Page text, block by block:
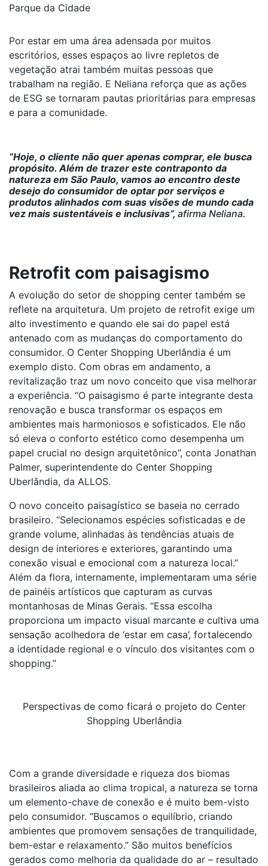
Parque da Cidade
Por estar em uma área adensada por muitos
escritórios, esses espaços ao livre repletos de
vegetação atrai também muitas pessoas que
trabalham na região. E Neliana reforça que as ações
de ESG se tornaram pautas prioritárias para empresas
e para a comunidade.
“Hoje, o cliente não quer apenas comprar, ele busca
propósito. Além de trazer este contraponto da
natureza em São Paulo, vamos ao encontro deste
desejo do consumidor de optar por serviços e
produtos alinhados com suas visões de mundo cada
vez mais sustentáveis e inclusivas”, afirma Neliana.
Retrofit com paisagismo
A evolução do setor de shopping center também se
reflete na arquitetura. Um projeto de retrofit exige um
alto investimento e quando ele sai do papel está
antenado com as mudanças do comportamento do
consumidor. O Center Shopping Uberlândia é um
exemplo disto. Com obras em andamento, a
revitalização traz um novo conceito que visa melhorar
a experiência. “O paisagismo é parte integrante desta
renovação e busca transformar os espaços em
ambientes mais harmoniosos e sofisticados. Ele não
só eleva o conforto estético como desempenha um
papel crucial no design arquitetônico”, conta Jonathan
Palmer, superintendente do Center Shopping
Uberlândia, da ALLOS.
O novo conceito paisagístico se baseia no cerrado
brasileiro. “Selecionamos espécies sofisticadas e de
grande volume, alinhadas às tendências atuais de
design de interiores e exteriores, garantindo uma
conexão visual e emocional com a natureza local.”
Além da flora, internamente, implementaram uma série
de painéis artísticos que capturam as curvas
montanhosas de Minas Gerais. “Essa escolha
proporciona um impacto visual marcante e cultiva uma
sensação acolhedora de ‘estar em casa’, fortalecendo
a identidade regional e o vínculo dos visitantes com o
shopping.”
Perspectivas de como ficará o projeto do Center
Shopping Uberlândia
Com a grande diversidade e riqueza dos biomas
brasileiros aliada ao clima tropical, a natureza se torna
um elemento-chave de conexão e é muito bem-visto
pelo consumidor. “Buscamos o equilíbrio, criando
ambientes que promovem sensações de tranquilidade,
bem-estar e relaxamento.” São muitos benefícios
gerados como melhoria da qualidade do ar – resultado